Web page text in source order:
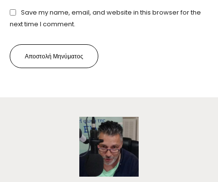
Save my name, email, and website in this browser for the
next time I comment.
Αποστολή Μηνύματος